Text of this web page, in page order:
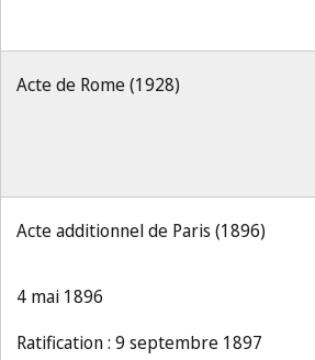
Acte de Rome (1928)
Acte additionnel de Paris (1896)
4 mai 1896
Ratification : 9 septembre 1897